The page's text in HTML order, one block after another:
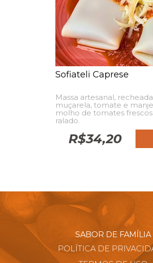
Sofiateli Caprese
Massa artesanal,
muçarela, tomate e
molho de tomates
ralado.
R$34,20
SABOR DE FAMÍLIA
POLÍTICA DE